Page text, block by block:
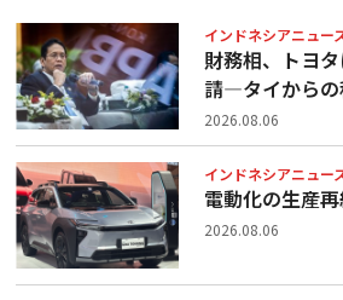
インドネシアニュー
財務相、トヨ
請—タイからの
2026.08.06
インドネシアニュー
電動化の生産
2026.08.06